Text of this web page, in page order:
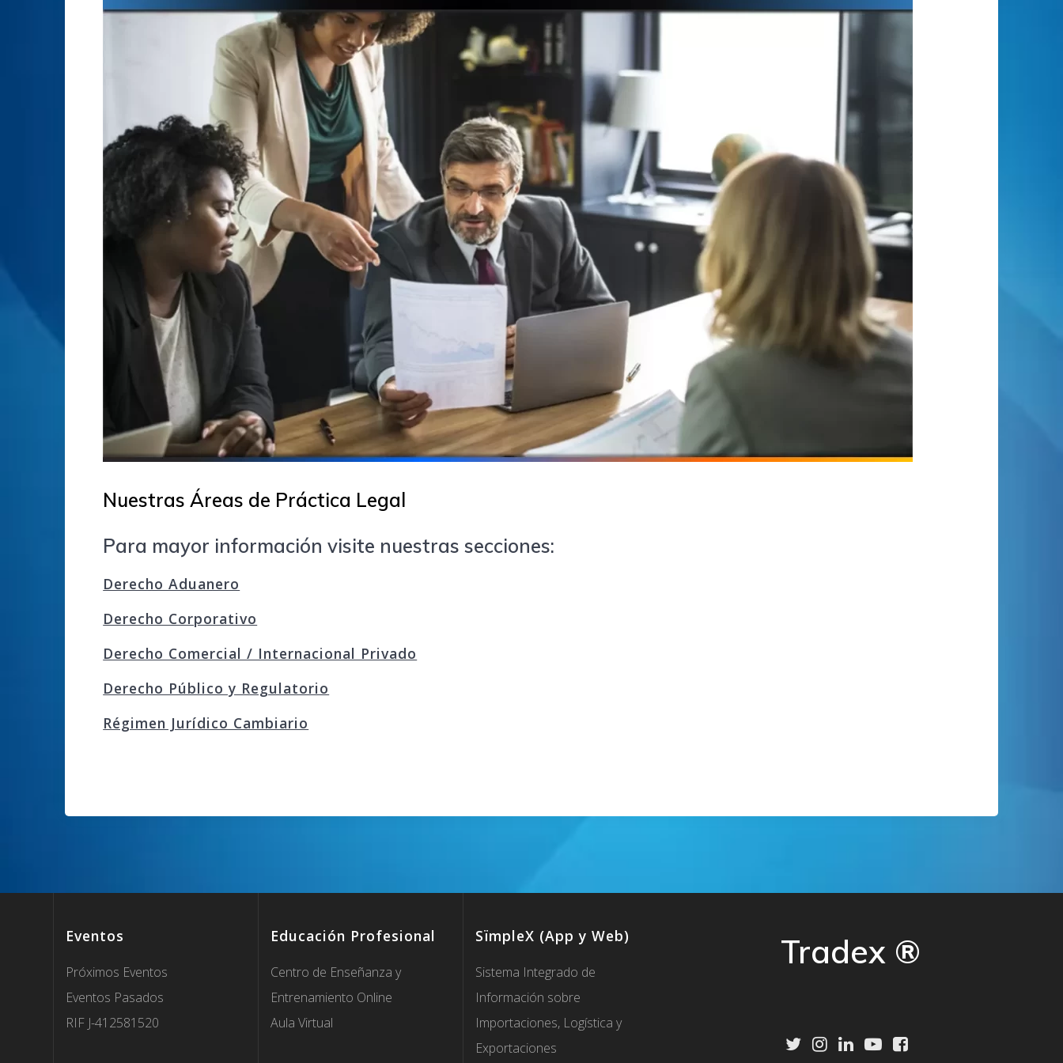
Nuestras Áreas de Práctica Legal
Para mayor información visite nuestras secciones:
Derecho Aduanero
Derecho Corporativo
Derecho Comercial / Internacional Privado
Derecho Público y Regulatorio
Régimen Jurídico Cambiario
Navegación
Eventos
Próximos Eventos
Eventos Pasados
RIF J-412581520
Educación Profesional
Centro de Enseñanza y
Entrenamiento Online
Aula Virtual
SïmpleX (App y Web)
Sistema Integrado de
Información sobre
Importaciones, Logística y
Exportaciones
Tradex ®